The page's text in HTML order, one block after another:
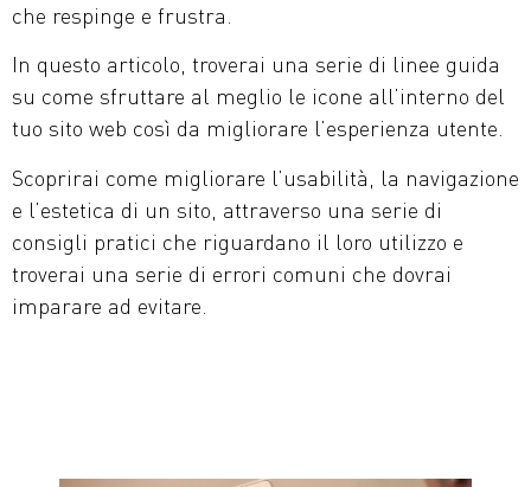
che respinge e frustra.
In questo articolo, troverai una serie di linee guida
su come sfruttare al meglio le icone all’interno del
tuo sito web così da migliorare l’esperienza utente.
Scoprirai come migliorare l’usabilità, la navigazione
e l’estetica di un sito, attraverso una serie di
consigli pratici che riguardano il loro utilizzo e
troverai una serie di errori comuni che dovrai
imparare ad evitare.